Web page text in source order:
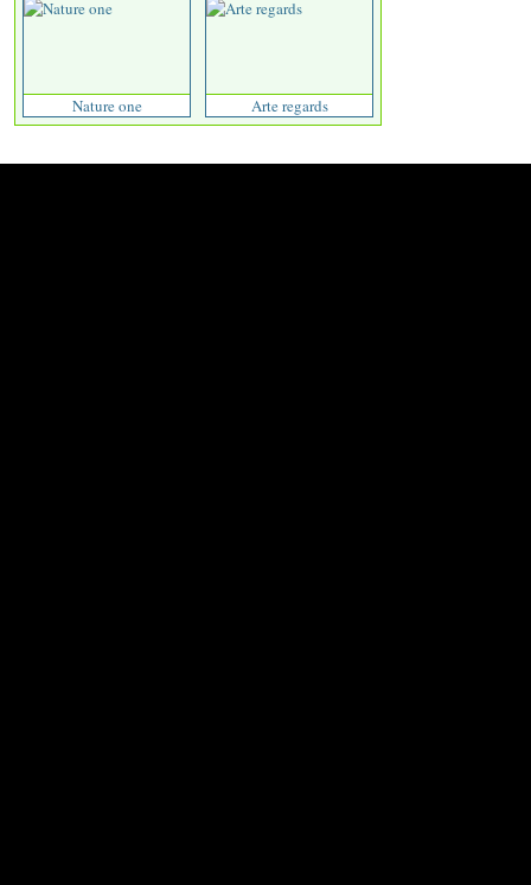
Nature one Arte regards